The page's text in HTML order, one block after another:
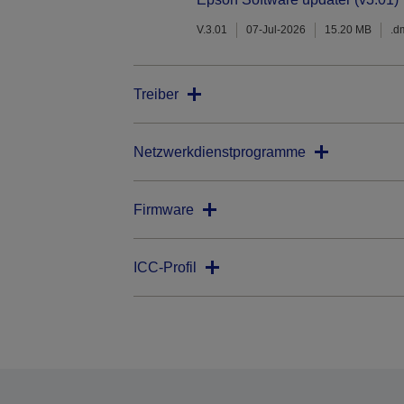
V.3.01 07-Jul-2026 15.20 MB
Treiber
Netzwerkdienstprogramme
Firmware
ICC-Profil